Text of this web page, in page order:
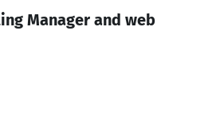
Manager and web